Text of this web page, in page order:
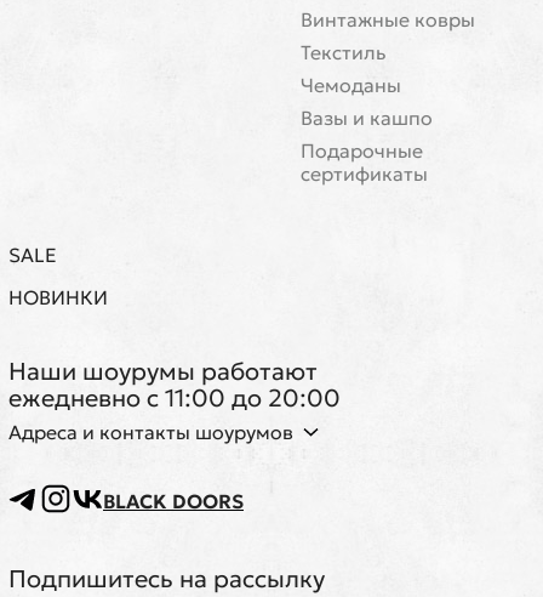
Винтажные ковры
Текстиль
Чемоданы
Вазы и кашпо
Подарочные
сертификаты
SALE
НОВИНКИ
Наши шоурумы работают
ежедневно с 11:00 до 20:00
Адреса и контакты шоурумов
BLACK DOORS
Подпишитесь на рассылку